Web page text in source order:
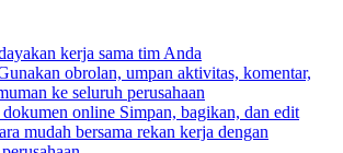
kerja sama tim Anda
obrolan, umpan aktivitas, komentar,
ke seluruh perusahaan
online Simpan, bagikan, dan edit
mudah bersama rekan kerja dengan